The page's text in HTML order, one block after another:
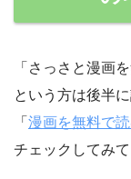
「さっさと漫画
という方は後半
「 漫画を無料で読
チェックしてみて